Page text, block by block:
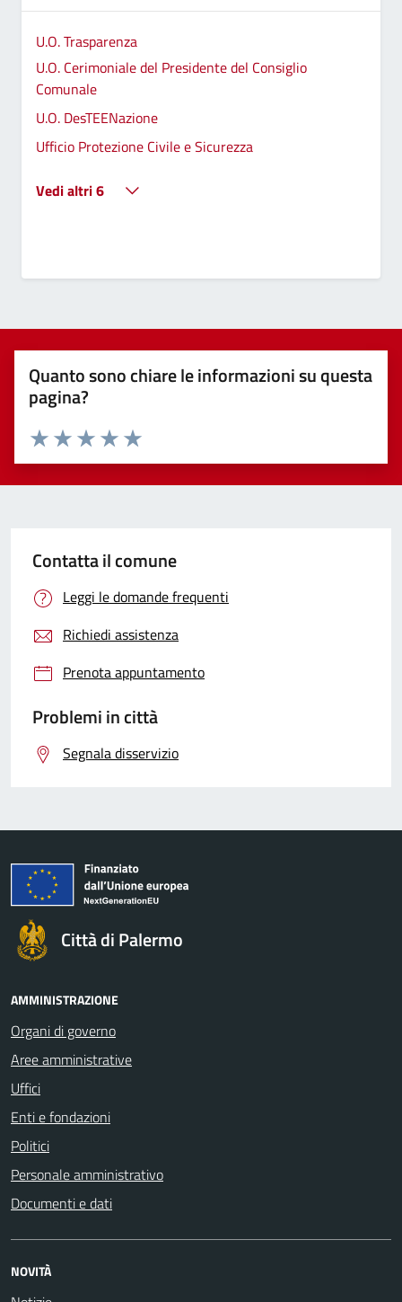
U.O. Trasparenza
U.O. Cerimoniale del Presidente del Consiglio
Comunale
U.O. DesTEENazione
Ufficio Protezione Civile e Sicurezza
Vedi altri 6
Quanto sono chiare le informazioni su questa
pagina?
Valuta 5 stelle su 5
Valuta 4 stelle su 5
Valuta 3 stelle su 5
Valuta 2 stelle su 5
Valuta 1 stelle su 5
Contatta il comune
Leggi le domande frequenti
Richiedi assistenza
Prenota appuntamento
Problemi in città
Segnala disservizio
Città di Palermo
AMMINISTRAZIONE
Organi di governo
Aree amministrative
Uffici
Enti e fondazioni
Politici
Personale amministrativo
Documenti e dati
NOVITÀ